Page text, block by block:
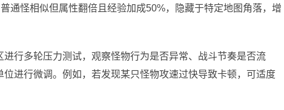
通怪相似但属性翻倍且经验加成50%，隐藏于特定地图角落，增
行多轮压力测试，观察怪物行为是否异常、战斗节奏是否流
进行微调。例如，若发现某只怪物攻速过快导致卡顿，可适度